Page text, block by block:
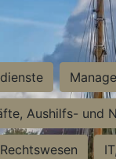
Aushilfs- und
Rechtswesen